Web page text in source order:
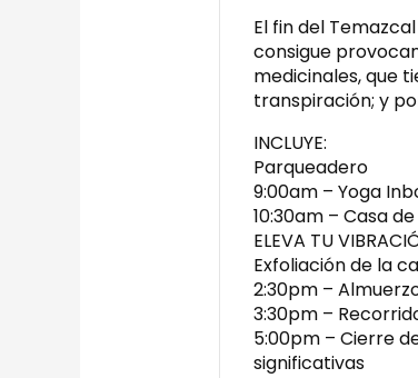
El fin del
consigue
medicinales, que
transpiración; y
INCLUYE:
Parqueadero
9:00am – Yoga
10:30am – Casa
ELEVA TU
Exfoliación de la
2:30pm –
3:30pm –
5:00pm – Cierre
significativas